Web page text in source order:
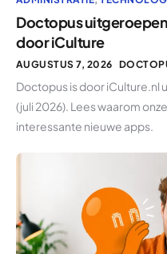
Doctopus
door iCulture
AUGUSTUS 7, 2026
Doctopus is door iCulture.nl
(juli 2026). Lees waarom
interessante nieuwe apps.